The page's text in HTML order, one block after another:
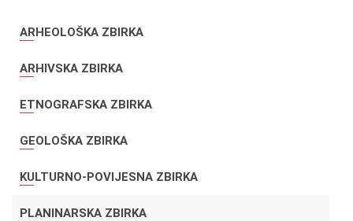
ARHEOLOŠKA ZBIRKA
ARHIVSKA ZBIRKA
ETNOGRAFSKA ZBIRKA
GEOLOŠKA ZBIRKA
KULTURNO-POVIJESNA ZBIRKA
PLANINARSKA ZBIRKA